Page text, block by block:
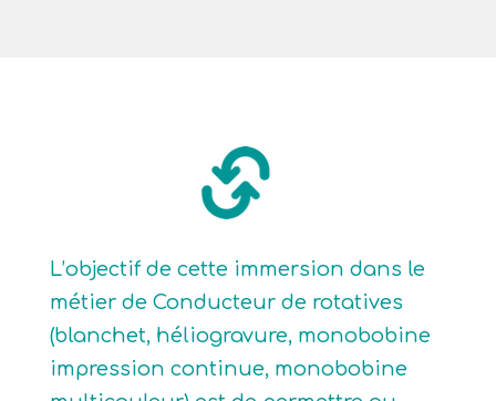
L’objectif de cette immersion dans le
métier de Conducteur de rotatives
(blanchet, héliogravure, monobobine
impression continue, monobobine